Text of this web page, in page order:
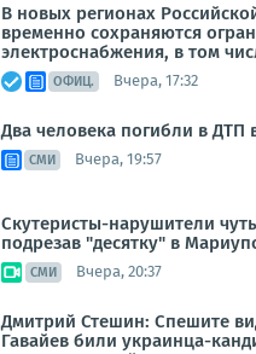
В новых регионах
временно сохраняются
электроснабжения, в том
ОФИЦ. Вчера, 17:32
Два человека погибли в ДТП
СМИ Вчера, 19:57
Скутеристы-нарушители
подрезав "десятку" в
СМИ Вчера, 20:37
Дмитрий Стешин: Спешите
Гавайев били украинца-